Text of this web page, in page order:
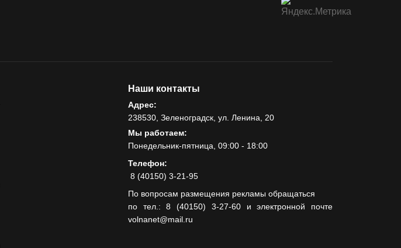
Наши контакты
Адрес:
238530, Зеленоградск, ул. Ленина, 20
Мы работаем:
Понедельник-пятница, 09:00 - 18:00
Телефон:
8 (40150) 3-21-95
По вопросам размещения рекламы обращаться
по тел.: 8 (40150) 3-27-60 и электронной почте
volnanet@mail.ru